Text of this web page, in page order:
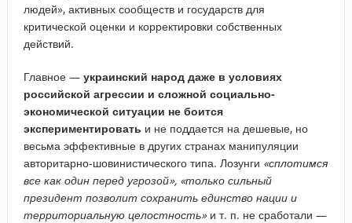
людей», активных сообществ и государств для
критической оценки и корректировки собственных
действий.
Главное — украинский народ даже в условиях
российской агрессии и сложной социально-
экономической ситуации не боится
экспериментировать и не поддается на дешевые, но
весьма эффективные в других странах манипуляции
авторитарно-шовинистического типа. Лозунги «сплотимся
все как один перед угрозой», «только сильный
президент позволит сохранить единство нации и
территориальную целостность»и т. п. не сработали —